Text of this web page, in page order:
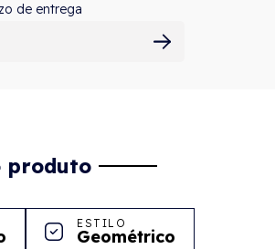
de entrega
produto
ESTILO
Geométrico